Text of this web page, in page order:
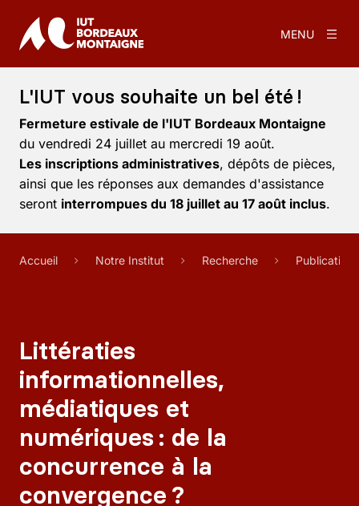
MENU
L'IUT vous souhaite un bel été !
Fermeture estivale de l'IUT Bordeaux Montaigne
du vendredi 24 juillet au mercredi 19 août.
Les inscriptions administratives, dépôts de pièces,
ainsi que les réponses aux demandes d'assistance
seront interrompues du 18 juillet au 17 août inclus.
Accueil Notre Institut Recherche
Littératies
informationnelles,
médiatiques et
numériques : de la
concurrence à la
convergence ?